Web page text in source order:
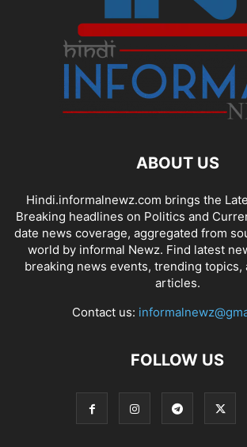
ABOUT US
Hindi.informalnewz.com brings the
Breaking headlines on Politics and
date news coverage, aggregated from
world by informal Newz. Find latest
breaking news events, trending topics,
articles.
Contact us:
FOLLOW US